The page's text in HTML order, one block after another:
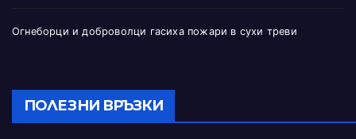
Огнеборци и доброволци гасиха пожари в сухи треви
ПОЛЕЗНИ ВРЪЗКИ